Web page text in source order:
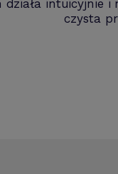
działa intuicyjnie
czysta